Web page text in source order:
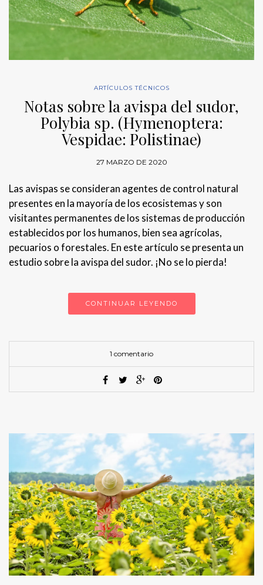
ARTÍCULOS TÉCNICOS
Notas sobre la avispa del sudor,
Polybia sp. (Hymenoptera:
Vespidae: Polistinae)
27 MARZO DE 2020
Las avispas se consideran agentes de control natural
presentes en la mayoría de los ecosistemas y son
visitantes permanentes de los sistemas de producción
establecidos por los humanos, bien sea agrícolas,
pecuarios o forestales. En este artículo se presenta un
estudio sobre la avispa del sudor. ¡No se lo pierda!
CONTINUAR LEYENDO
1 comentario